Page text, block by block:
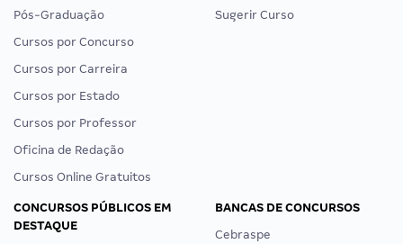
Pós-Graduação
Cursos por Concurso
Cursos por Carreira
Cursos por Estado
Cursos por Professor
Oficina de Redação
Cursos Online Gratuitos
Sugerir Curso
CONCURSOS PÚBLICOS EM
DESTAQUE
BANCAS DE CONCURSOS
Cebraspe